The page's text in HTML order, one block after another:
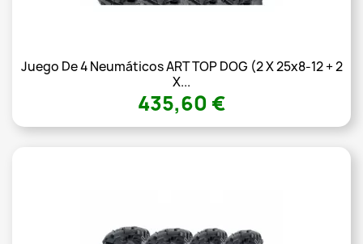
Juego De 4 Neumáticos ART TOP DOG (2 X 25x8-12 + 2
X...
435,60 €